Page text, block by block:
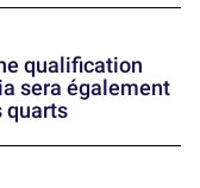
qualification
sera également
quarts